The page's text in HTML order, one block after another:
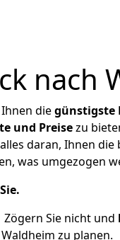
nach
diegünstigste
und Preisezu
daran, Ihnen die
was umgezogen
Zögern Sie nicht und
zu planen.